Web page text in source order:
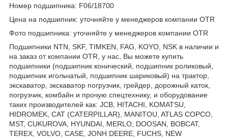
Номер подшипника: F06/18700
Цена на подшипник: уточняйте у менеджеров компании OTR
Фото подшипника: уточняйте у менеджеров компании OTR
Подшипники NTN, SKF, TIMKEN, FAG, KOYO, NSK в наличии и
на заказ от компании OTR, у нас, Вы можете купить
подшипники (подшипник конический, подшипник роликовый,
подшипник игольчатый, подшипник шариковый) на трактор,
экскаватор, экскаватор погрузчик, грейдер, дорожный каток,
погрузчик, комбайн и прочую спецтехнику, и оборудование
таких производителей как: JCB, HITACHI, KOMATSU,
HIDROMEK, CAT (CATERPILLAR), MANITOU, ATLAS COPCO,
MST, CUKUROVA, HYUNDAI, MERLO, DOOSAN, BOBCAT,
TEREX, VOLVO, CASE, JONH DEERE, FUCHS, NEW